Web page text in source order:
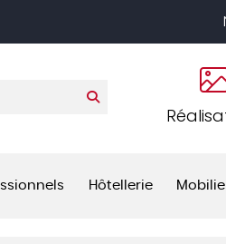
Hôtellerie